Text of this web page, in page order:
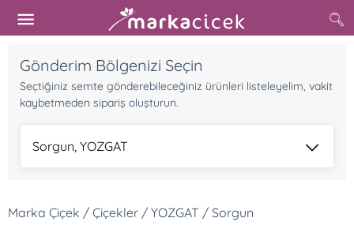
Gönderim Bölgenizi Seçin
Seçtiğiniz semte gönderebileceğiniz ürünleri listeleyelim, vakit
kaybetmeden sipariş oluşturun.
Sorgun, YOZGAT
Marka Çiçek / Çiçekler / YOZGAT / Sorgun